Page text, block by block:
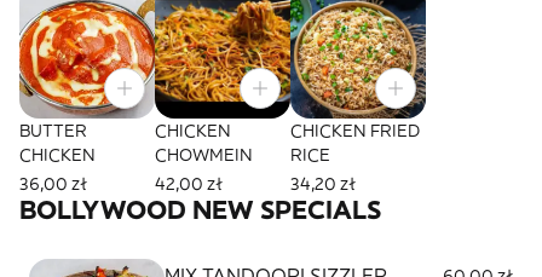
BUTTER
CHICKEN
36,00 zł
CHICKEN
CHOWMEIN
42,00 zł
CHICKEN FRIED
RICE
34,20 zł
BOLLYWOOD NEW SPECIALS